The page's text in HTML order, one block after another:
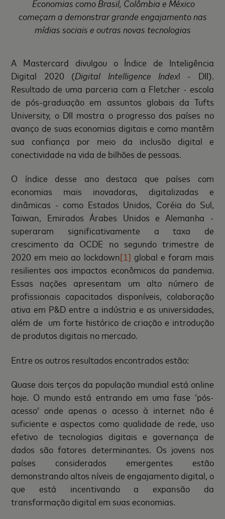
Economias como Brasil, Colômbia e México
começam a demonstrar grande engajamento nas
mídias sociais e outras novas tecnologias
A Mastercard divulgou o Índice de Inteligência
Digital 2020 (Digital Intelligence Indexl - DII).
Resultado de uma parceria com a Fletcher - escola
de pós-graduação em assuntos globais da Tufts
University, o DII mostra o progresso dos países no
avanço de suas economias digitais e como mantêm
sua confiança por meio da inclusão digital e
conectividade na vida de bilhões de pessoas.
O índice desse ano destaca que países com
economias mais inovadoras, digitalizadas e
dinâmicas - como Estados Unidos, Coréia do Sul,
Taiwan, Emirados Árabes Unidos e Alemanha -
superaram significativamente a taxa de
crescimento da OCDE no segundo trimestre de
2020 em meio ao lockdown[1] global e foram mais
resilientes aos impactos econômicos da pandemia.
Essas nações apresentam um alto número de
profissionais capacitados disponíveis, colaboração
ativa em P&D entre a indústria e as universidades,
além de um forte histórico de criação e introdução
de produtos digitais no mercado.
Entre os outros resultados encontrados estão:
Quase dois terços da população mundial está online
hoje. O mundo está entrando em uma fase ‘pós-
acesso’ onde apenas o acesso à internet não é
suficiente e aspectos como qualidade de rede, uso
efetivo de tecnologias digitais e governança de
dados são fatores determinantes. Os jovens nos
países considerados emergentes estão
demonstrando altos níveis de engajamento digital, o
que está incentivando a expansão da
transformação digital em suas economias.